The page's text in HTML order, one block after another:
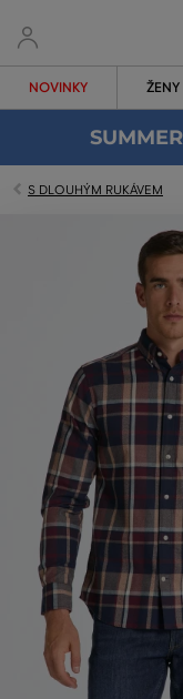
NOVINKY ŽENY
S DLOUHÝM RUKÁVEM